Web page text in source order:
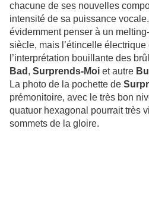
chacune de ses nouvelles
intensité de sa puissance
évidemment penser à un
siècle, mais l’étincelle
l’interprétation bouillante des
Bad , Surprends-Moi et autre
La photo de la pochette de
prémonitoire, avec le très bon
quatuor hexagonal pourrait très
sommets de la gloire.